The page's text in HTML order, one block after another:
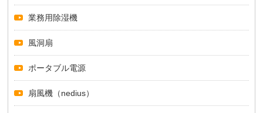
業務用除湿機
風洞扇
ポータブル電源
扇風機（nedius）